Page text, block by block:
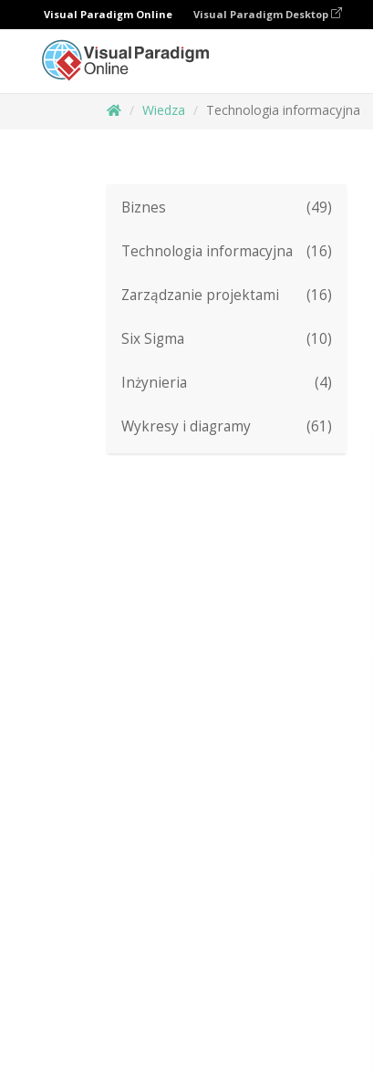
Visual Paradigm Online Visual Paradigm Desktop
Wiedza Technologia informacyjna
Biznes (49)
Technologia informacyjna (16)
Zarządzanie projektami (16)
Six Sigma (10)
Inżynieria (4)
Wykresy i diagramy (61)